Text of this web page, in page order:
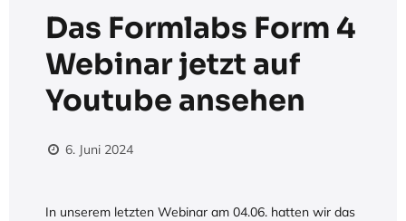
Das Formlabs Form 4
Webinar jetzt auf
Youtube ansehen
6. Juni 2024
In unserem letzten Webinar am 04.06. hatten wir das